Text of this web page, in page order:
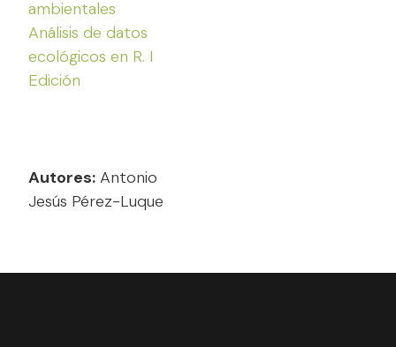
ambientales
Análisis de datos
ecológicos en R. I
Edición
Autores: Antonio
Jesús Pérez-Luque